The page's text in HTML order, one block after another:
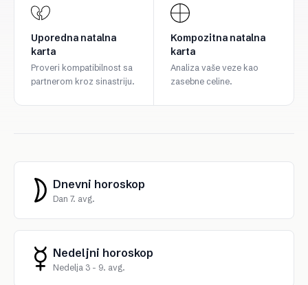
Uporedna natalna
karta
Proveri kompatibilnost sa
partnerom kroz sinastriju.
Kompozitna natalna
karta
Analiza vaše veze kao
zasebne celine.
Dnevni horoskop
Dan 7. avg.
Nedeljni horoskop
Nedelja 3 - 9. avg.